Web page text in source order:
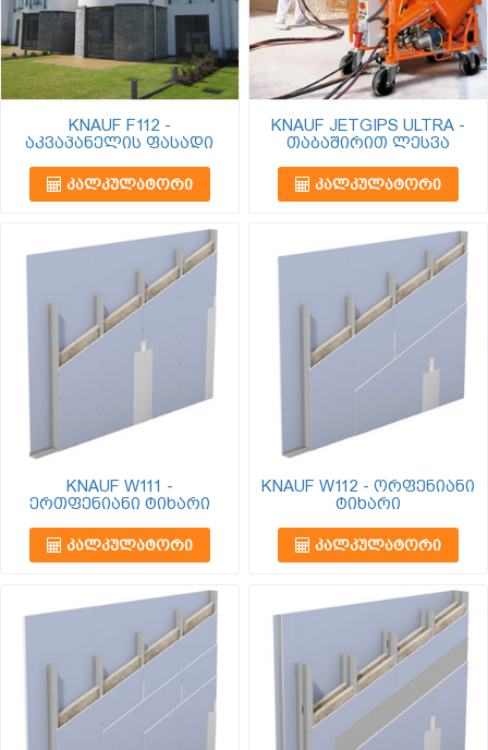
KNAUF F112 -
აკვაპანელის ფასადი
ᲙᲐᲚᲙᲣᲚᲐᲢᲝᲠᲘ
KNAUF JETGIPS ULTRA -
თაბაშირით ლესვა
ᲙᲐᲚᲙᲣᲚᲐᲢᲝᲠᲘ
KNAUF W111 -
ერთფენიანი ტიხარი
ᲙᲐᲚᲙᲣᲚᲐᲢᲝᲠᲘ
KNAUF W112 - ორფენიანი
ტიხარი
ᲙᲐᲚᲙᲣᲚᲐᲢᲝᲠᲘ